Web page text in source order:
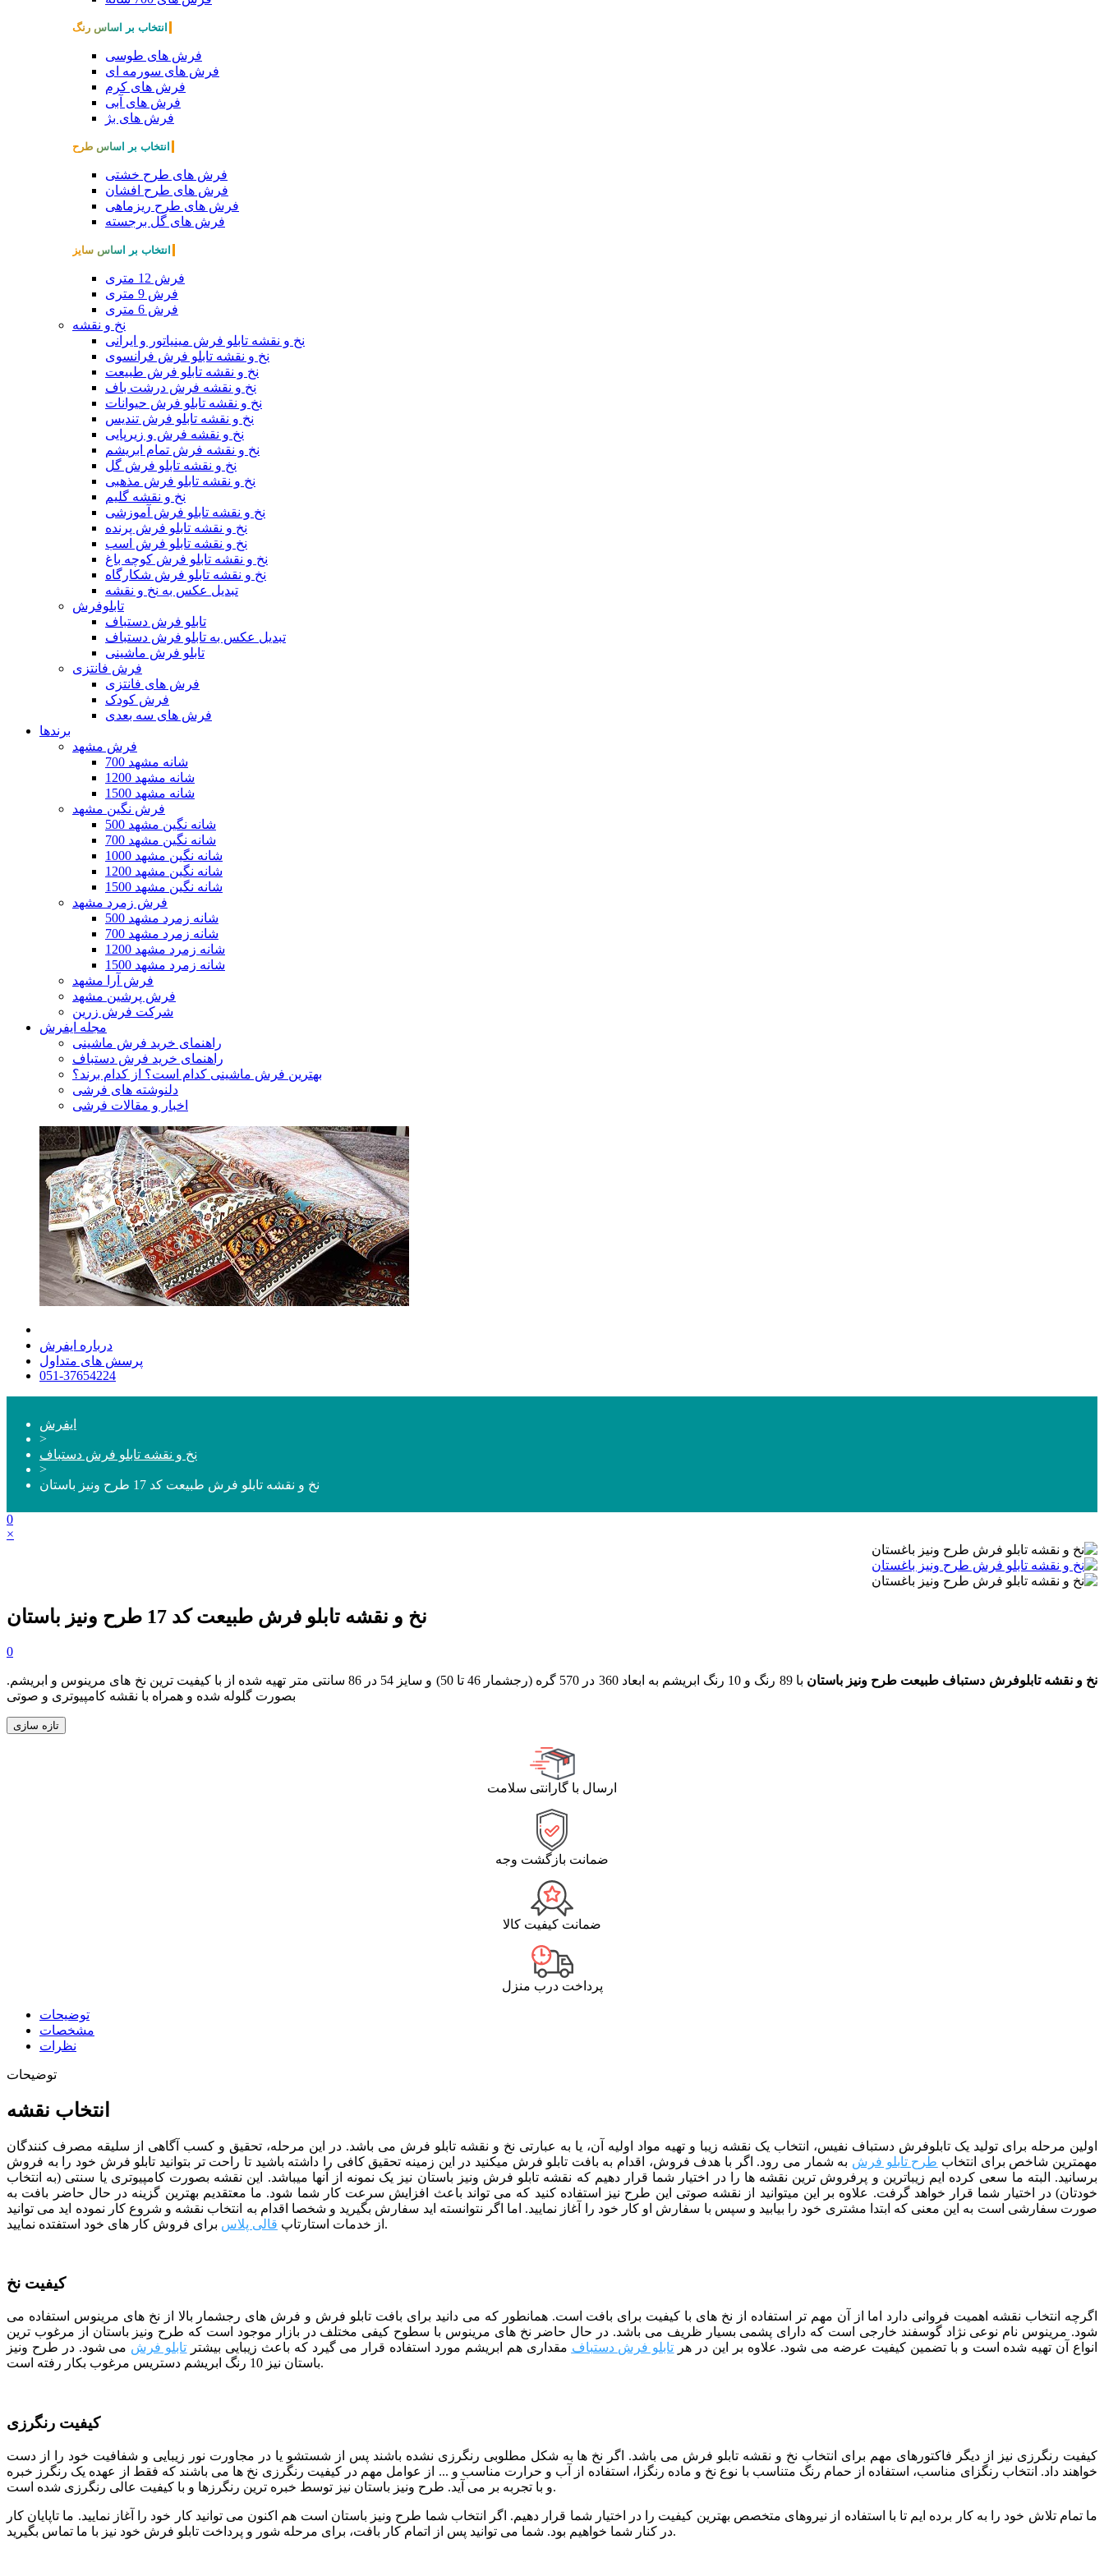
انتخاب بر اساس رنگ
فرش های طوسی
فرش های سورمه ای
فرش های کرم
فرش های آبی
فرش های بژ
انتخاب بر اساس طرح
فرش های طرح خشتی
فرش های طرح افشان
فرش های طرح ریزماهی
فرش های گل برجسته
انتخاب بر اساس سایز
فرش 12 متری
فرش 9 متری
فرش 6 متری
نخ و نقشه
نخ و نقشه تابلو فرش مینیاتور و ایرانی
نخ و نقشه تابلو فرش فرانسوی
نخ و نقشه تابلو فرش طبیعت
نخ و نقشه فرش درشت باف
نخ و نقشه تابلو فرش حیوانات
نخ و نقشه تابلو فرش تندیس
نخ و نقشه فرش و زیرپایی
نخ و نقشه فرش تمام ابریشم
نخ و نقشه تابلو فرش گل
نخ و نقشه تابلو فرش مذهبی
نخ و نقشه گلیم
نخ و نقشه تابلو فرش آموزشی
نخ و نقشه تابلو فرش پرنده
نخ و نقشه تابلو فرش اسب
نخ و نقشه تابلو فرش کوچه باغ
نخ و نقشه تابلو فرش شکارگاه
تبدیل عکس به نخ و نقشه
تابلوفرش
تابلو فرش دستباف
تبدیل عکس به تابلو فرش دستباف
تابلو فرش ماشینی
فرش فانتزی
فرش های فانتزی
فرش کودک
فرش های سه بعدی
برندها
فرش مشهد
700 شانه مشهد
1200 شانه مشهد
1500 شانه مشهد
فرش نگین مشهد
500 شانه نگین مشهد
700 شانه نگین مشهد
1000 شانه نگین مشهد
1200 شانه نگین مشهد
1500 شانه نگین مشهد
فرش زمرد مشهد
500 شانه زمرد مشهد
700 شانه زمرد مشهد
1200 شانه زمرد مشهد
1500 شانه زمرد مشهد
فرش آرا مشهد
فرش پرشین مشهد
شرکت فرش زرین
مجله ایفرش
راهنمای خرید فرش ماشینی
راهنمای خرید فرش دستباف
بهترین فرش ماشینی کدام است؟ از کدام برند؟
دلنوشته های فرشی
اخبار و مقالات فرشی
درباره ایفرش
پرسش های متداول
051-37654224
ایفرش
>
نخ و نقشه تابلو فرش دستباف
>
نخ و نقشه تابلو فرش طبیعت کد 17 طرح ونیز باستان
0
×
نخ و نقشه تابلو فرش طبیعت کد 17 طرح ونیز باستان
0
نخ و نقشه تابلوفرش دستباف طبیعت طرح ونیز باستان با 89 رنگ و 10 رنگ ابریشم به ابعاد 360 در 570 گره (رجشمار 46 تا 50 )
و سایز 54 در 86 سانتی متر تهیه شده از با کیفیت ترین نخ های مرینوس و ابریشم.
بصورت گلوله شده و همراه با نقشه کامپیوتری و صوتی
ارسال با گارانتی سلامت
ضمانت بازگشت وجه
ضمانت کیفیت کالا
پرداخت درب منزل
توضیحات
مشخصات
نظرات
توضیحات
انتخاب نقشه
اولین مرحله برای تولید یک تابلوفرش دستباف نفیس، انتخاب یک نقشه زیبا و تهیه مواد اولیه آن، یا به عبارتی نخ و نقشه تابلو فرش می باشد. در این مرحله، تحقیق و کسب آگاهی از سلیقه مصرف کنندگان
مهمترین شاخص برای انتخاب طرح تابلو فرش به شمار می رود. اگر با هدف فروش، اقدام به بافت تابلو فرش میکنید در این زمینه تحقیق کافی را داشته باشید تا راحت تر بتوانید تابلو فرش خود را به فروش
برسانید. البته ما سعی کرده ایم زیباترین و پرفروش ترین نقشه ها را در اختیار شما قرار دهیم که نقشه تابلو فرش ونیز باستان نیز یک نمونه از آنها میباشد. این نقشه بصورت کامپیوتری یا سنتی (به انتخاب
خودتان) در اختیار شما قرار خواهد گرفت. علاوه بر این میتوانید از نقشه صوتی این طرح نیز استفاده کنید که می تواند باعث افزایش سرعت کار شما شود. ما معتقدیم بهترین گزینه در حال حاضر بافت به
صورت سفارشی است به این معنی که ابتدا مشتری خود را بیابید و سپس با سفارش او کار خود را آغاز نمایید. اما اگر نتوانسته اید سفارش بگیرید و شخصا اقدام به انتخاب نقشه و شروع کار نموده اید می توانید
از خدمات استارتاپ قالی پلاس برای فروش کار های خود استفتده نمایید.
کیفیت نخ
اگرچه انتخاب نقشه اهمیت فروانی دارد اما از آن مهم تر استفاده از نخ های با کیفیت برای بافت است. همانطور که می دانید برای بافت تابلو فرش و فرش های رجشمار بالا از نخ های مرینوس استفاده می
شود. مرینوس نام نوعی نژاد گوسفند خارجی است که دارای پشمی بسیار ظریف می باشد. در حال حاضر نخ های مرینوس با سطوح کیفی مختلف در بازار موجود است که طرح ونیز باستان از مرغوب ترین
انواع آن تهیه شده است و با تضمین کیفیت عرضه می شود. علاوه بر این در هر تابلو فرش دستباف مقداری هم ابریشم مورد استفاده قرار می گیرد که باعث زیبایی بیشتر تابلو فرش می شود. در طرح ونیز
باستان نیز 10 رنگ ابریشم دستریس مرغوب بکار رفته است.
کیفیت رنگرزی
کیفیت رنگرزی نیز از دیگر فاکتورهای مهم برای انتخاب نخ و نقشه تابلو فرش می باشد. اگر نخ ها به شکل مطلوبی رنگرزی نشده باشند پس از شستشو یا در مجاورت نور زیبایی و شفافیت خود را از دست
خواهند داد. انتخاب رنگزای مناسب، استفاده از حمام رنگ متناسب با نوع نخ و ماده رنگزا، استفاده از آب و حرارت مناسب و ... از عوامل مهم در کیفیت رنگرزی نخ ها می باشند که فقط از عهده یک رنگرز خبره
و با تجربه بر می آید. طرح ونیز باستان نیز توسط خبره ترین رنگرزها و با کیفیت عالی رنگرزی شده است.
ما تمام تلاش خود را به کار برده ایم تا با استفاده از نیروهای متخصص بهترین کیفیت را در اختیار شما قرار دهیم. اگر انتخاب شما طرح ونیز باستان است هم اکنون می توانید کار خود را آغاز نمایید. ما تاپایان کار
در کنار شما خواهیم بود. شما می توانید پس از اتمام کار بافت، برای مرحله شور و پرداخت تابلو فرش خود نیز با ما تماس بگیرید.